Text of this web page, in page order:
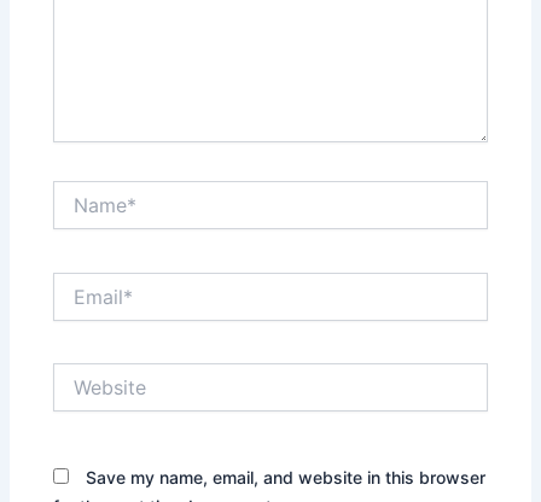
Save my name, email, and website in this browser